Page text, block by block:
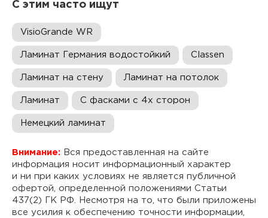
С этим часто ищут
VisioGrande WR
Ламинат Германия водостойкий Classen
Ламинат на стену Ламинат на потолок
Ламинат С фасками с 4х сторон
Немецкий ламинат
Внимание: Вся предоставленная на сайте
информация носит информационный характер
и ни при каких условиях не является публичной
офертой, определенной положениями Статьи
437(2) ГК РФ. Несмотря на то, что были приложены
все усилия к обеспечению точности информации,